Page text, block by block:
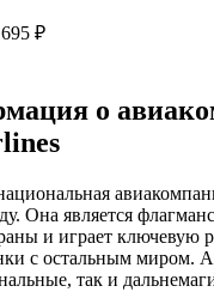
₽
о
Она является
и играет ключевую
с остальным миром.
так и